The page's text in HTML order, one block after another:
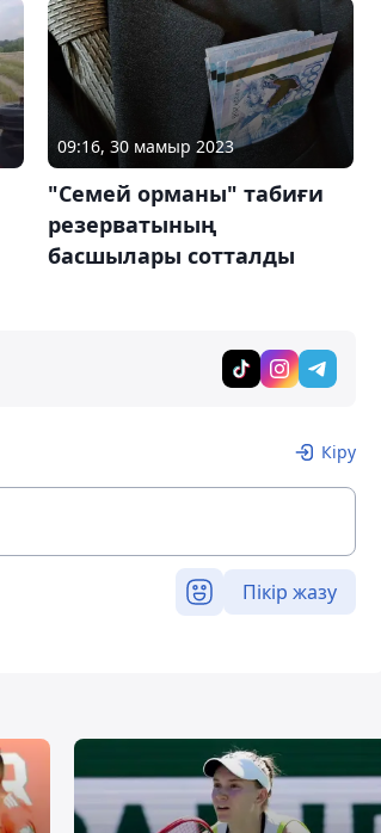
09:16, 30 мамыр 2023
"Семей орманы" табиғи
резерватының
басшылары сотталды
Кіру
Пікір жазу